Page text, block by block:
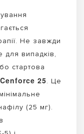
Не завжди
для випадків,
стартова
25. Це
(25 мг).